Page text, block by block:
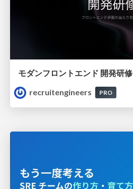
モダンフロントエンド 開発研修
recruitengineers
PRO